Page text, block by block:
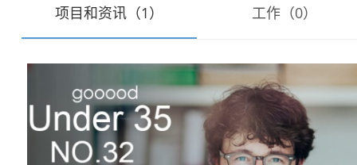
项目和资讯（1） 工作（0）